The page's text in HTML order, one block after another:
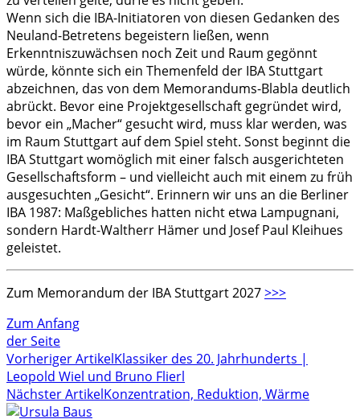
Wenn sich die IBA-Initiatoren von diesen Gedanken des
Neuland-Betretens begeistern ließen, wenn
Erkenntniszuwächsen noch Zeit und Raum gegönnt
würde, könnte sich ein Themenfeld der IBA Stuttgart
abzeichnen, das von dem Memorandums-Blabla deutlich
abrückt. Bevor eine Projektgesellschaft gegründet wird,
bevor ein „Macher“ gesucht wird, muss klar werden, was
im Raum Stuttgart auf dem Spiel steht. Sonst beginnt die
IBA Stuttgart womöglich mit einer falsch ausgerichteten
Gesellschaftsform – und vielleicht auch mit einem zu früh
ausgesuchten „Gesicht“. Erinnern wir uns an die Berliner
IBA 1987: Maßgebliches hatten nicht etwa Lampugnani,
sondern Hardt-Waltherr Hämer und Josef Paul Kleihues
geleistet.
Zum Memorandum der IBA Stuttgart 2027>>>
Zum Anfang
der Seite
Vorheriger ArtikelKlassiker des 20. Jahrhunderts |
Leopold Wiel und Bruno Flierl
Nächster ArtikelKonzentration, Reduktion, Wärme